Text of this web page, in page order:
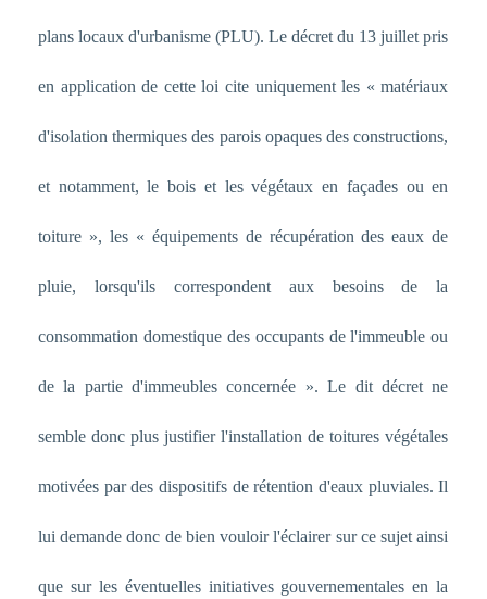
plans locaux d'urbanisme (PLU). Le décret du 13 juillet pris
en application de cette loi cite uniquement les « matériaux
d'isolation thermiques des parois opaques des constructions,
et notamment, le bois et les végétaux en façades ou en
toiture », les « équipements de récupération des eaux de
pluie, lorsqu'ils correspondent aux besoins de la
consommation domestique des occupants de l'immeuble ou
de la partie d'immeubles concernée ». Le dit décret ne
semble donc plus justifier l'installation de toitures végétales
motivées par des dispositifs de rétention d'eaux pluviales. Il
lui demande donc de bien vouloir l'éclairer sur ce sujet ainsi
que sur les éventuelles initiatives gouvernementales en la